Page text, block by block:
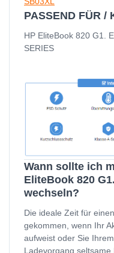
PASSEND FÜR /
HP EliteBook 820 G1.
SERIES
Wann sollte ich
EliteBook 820
wechseln?
Die ideale Zeit für
gekommen, wenn Ihr
aufweist oder Sie
Ladevorgang